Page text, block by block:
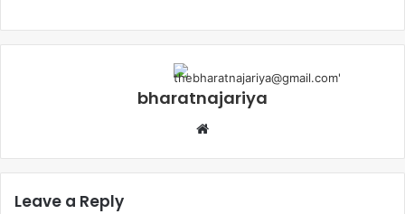
bharatnajariya
Leave a Reply